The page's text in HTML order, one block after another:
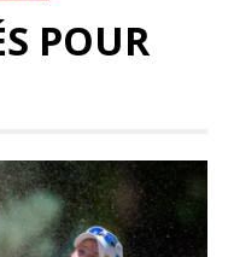
POUR